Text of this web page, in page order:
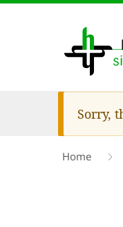
Sorry,
Home